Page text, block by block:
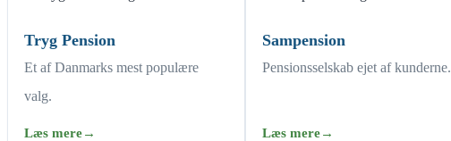
Tryg Pension
Et af Danmarks mest populære
valg.
Læs mere→
Sampension
Pensionsselskab ejet af kunderne.
Læs mere→